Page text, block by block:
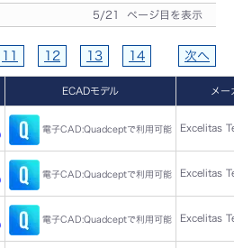
5/21 ページ目を表示
11 12 13 14 次へ
ECADモデル メー
電子CAD:Quadceptで利用可能 Excelitas
電子CAD:Quadceptで利用可能 Excelitas
電子CAD:Quadceptで利用可能 Excelitas